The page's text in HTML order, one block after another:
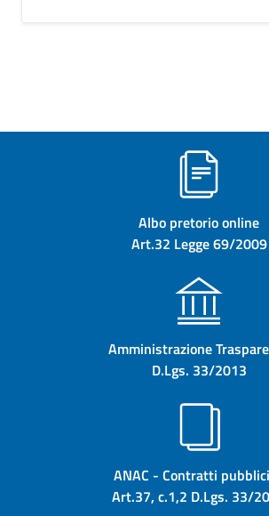
Albo pretorio online
Art.32 Legge 69/2009
Amministrazione
D.Lgs. 33/2013
ANAC - Contratti
Art.37, c.1,2 D.Lgs. 33/